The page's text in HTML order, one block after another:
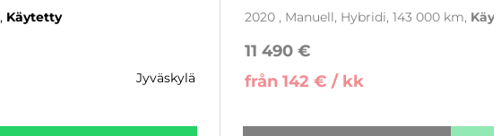
Käytetty
jyväskylä
2020 , Manuell, Hybridi, 143 000 km
11 490 €
från 142 € / kk